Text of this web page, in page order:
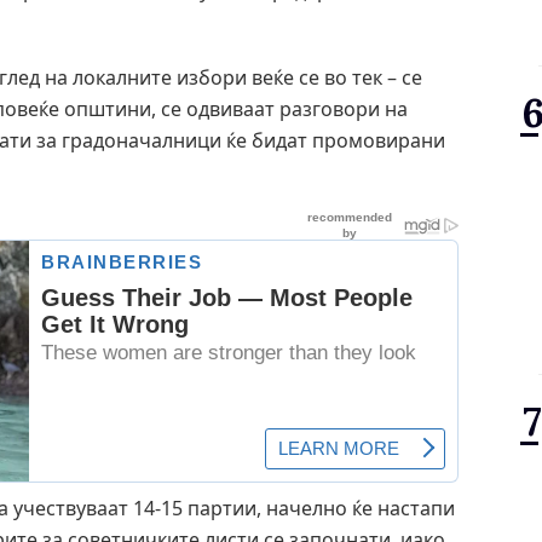
на локалните избори веќе се во тек – се
општини, се одвиваат разговори на
за градоначалници ќе бидат промовирани
14-15 партии, начелно ќе настапи